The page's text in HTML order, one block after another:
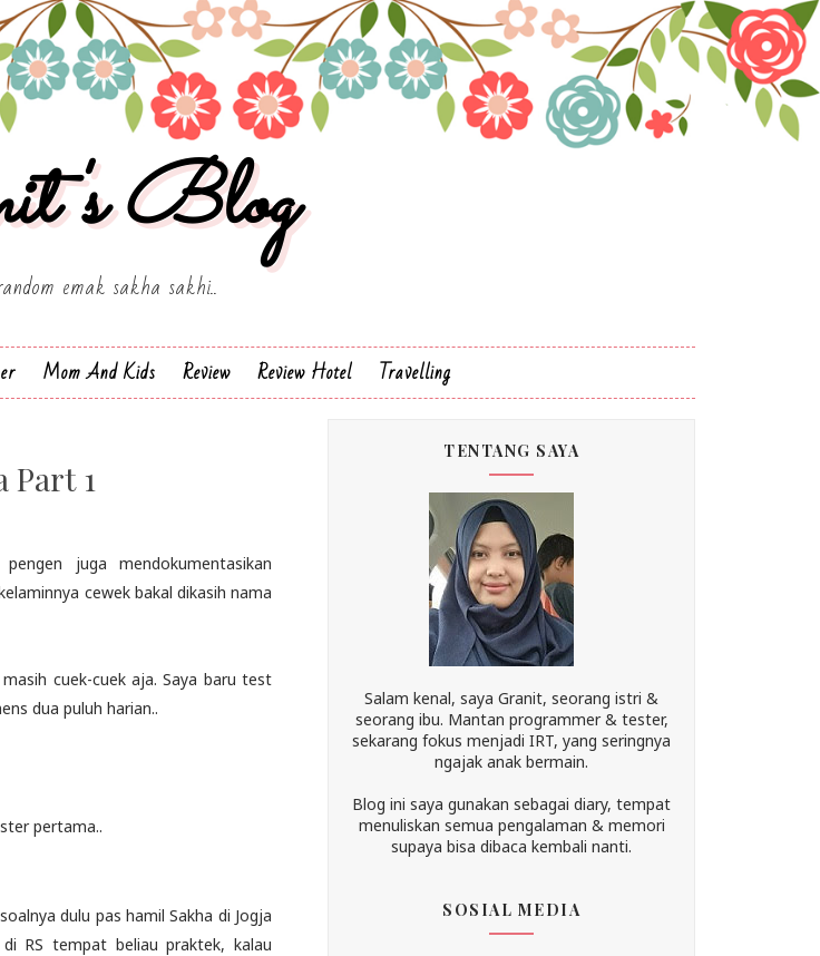
Blog
emak sakha sakhi..
Mom And Kids Review Review Hotel Travelling
Part 1
juga mendokumentasikan
cewek bakal dikasih nama
cuek-cuek aja. Saya baru test
dua puluh harian..
pertama..
dulu pas hamil Sakha di Jogja
RS tempat beliau praktek, kalau
TENTANG SAYA
Salam kenal, saya Granit, seorang istri &
seorang ibu. Mantan programmer & tester,
sekarang fokus menjadi IRT, yang seringnya
ngajak anak bermain.
Blog ini saya gunakan sebagai diary, tempat
menuliskan semua pengalaman & memori
supaya bisa dibaca kembali nanti.
SOSIAL MEDIA